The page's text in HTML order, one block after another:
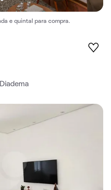
e quintal para compra.